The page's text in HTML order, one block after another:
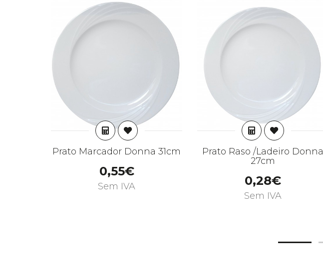
ADICIONAR
Prato Marcador Donna 31cm
0,55€
Sem IVA
ADICIONAR
Prato Raso /Ladeiro Donna
27cm
0,28€
Sem IVA